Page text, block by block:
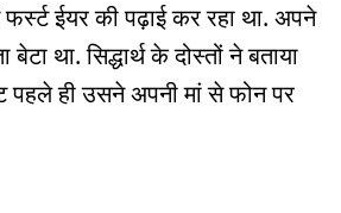
ईयर की पढ़ाई कर रहा था. अपने
बेटा था. सिद्धार्थ के दोस्तों ने बताया
पहले ही उसने अपनी मां से फोन पर